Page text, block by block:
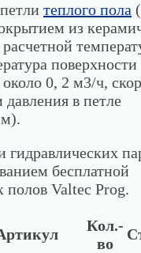
теплого пола
из
0, 2 м3/ч,
в петле
гидравлических
бесплатной
полов Valtec Prog.
Кол.-
во